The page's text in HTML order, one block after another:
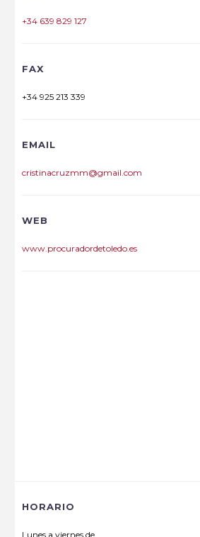
+34 639 829 127
FAX
+34 925 213 339
EMAIL
cristinacruzmm@gmail.com
WEB
www.procuradordetoledo.es
HORARIO
Lunes a viernes de